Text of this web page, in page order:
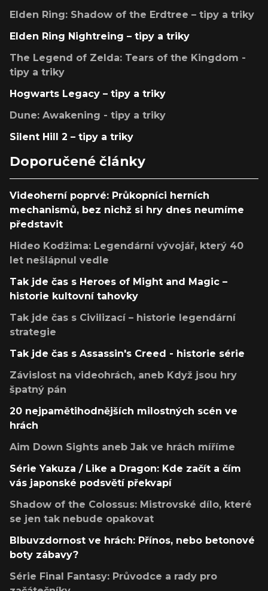
Elden Ring: Shadow of the Erdtree – tipy a triky
Elden Ring Nightreing – tipy a triky
The Legend of Zelda: Tears of the Kingdom -
tipy a triky
Hogwarts Legacy – tipy a triky
Dune: Awakening - tipy a triky
Silent Hill 2 – tipy a triky
Doporučené články
Videoherní poprvé: Průkopníci herních
mechanismů, bez nichž si hry dnes neumíme
představit
Hideo Kodžima: Legendární vývojář, který 40
let nešlápnul vedle
Tak jde čas s Heroes of Might and Magic –
historie kultovní tahovky
Tak jde čas s Civilizací – historie legendární
strategie
Tak jde čas s Assassin's Creed - historie série
Závislost na videohrách, aneb Když jsou hry
špatný pán
20 nejpamětihodnějších milostných scén ve
hrách
Aim Down Sights aneb Jak ve hrách míříme
Série Yakuza / Like a Dragon: Kde začít a čím
vás japonské podsvětí překvapí
Shadow of the Colossus: Mistrovské dílo, které
se jen tak nebude opakovat
Blbuvzdornost ve hrách: Přínos, nebo betonové
boty zábavy?
Série Final Fantasy: Průvodce a rady pro